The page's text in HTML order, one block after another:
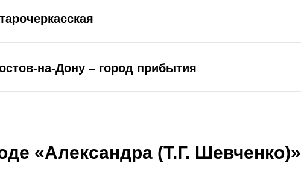
на-Дону – город прибытия
«Александра (Т.Г. Шевченко)»